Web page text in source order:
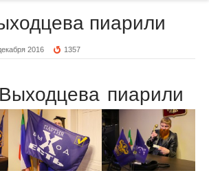
пиарили
2016 1357
пиарили